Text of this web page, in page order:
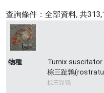
查詢條件： 全部資料, 共
物種
Turnix
棕三趾鶉
棕三趾鶉